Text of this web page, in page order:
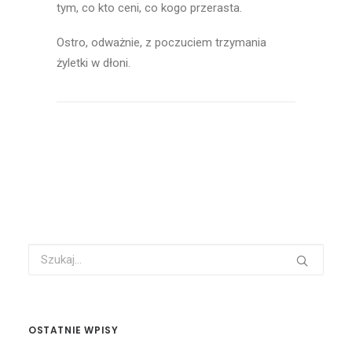
tym, co kto ceni, co kogo przerasta.
Ostro, odważnie, z poczuciem trzymania
żyletki w dłoni.
OSTATNIE WPISY